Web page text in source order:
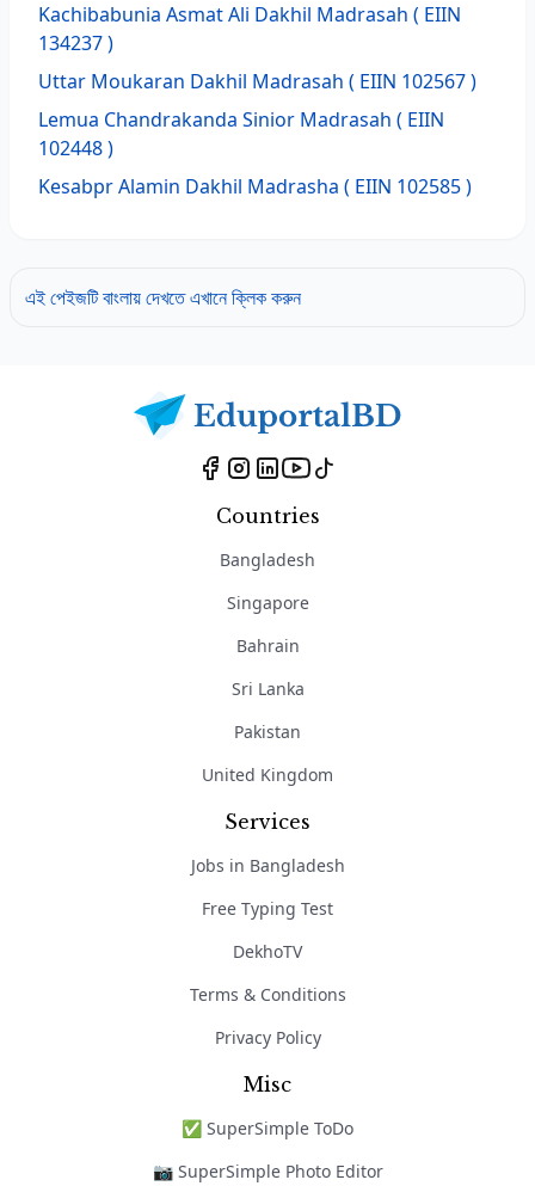
Kachibabunia Asmat Ali Dakhil Madrasah ( EIIN
134237 )
Uttar Moukaran Dakhil Madrasah ( EIIN 102567 )
Lemua Chandrakanda Sinior Madrasah ( EIIN
102448 )
Kesabpr Alamin Dakhil Madrasha ( EIIN 102585 )
এই পেইজটি বাংলায় দেখতে এখানে ক্লিক করুন
Countries
Bangladesh
Singapore
Bahrain
Sri Lanka
Pakistan
United Kingdom
Services
Jobs in Bangladesh
Free Typing Test
DekhoTV
Terms & Conditions
Privacy Policy
Misc
✅ SuperSimple ToDo
📷 SuperSimple Photo Editor